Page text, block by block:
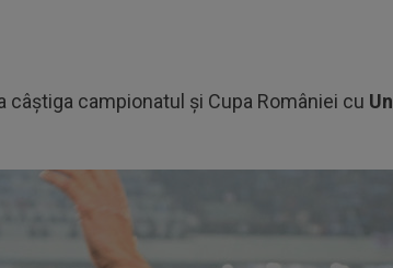
câștiga campionatul și Cupa României cu